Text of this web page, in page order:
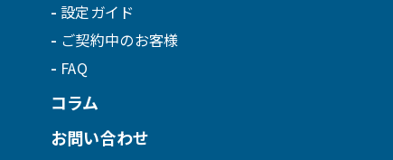
設定ガイド
ご契約中のお客様
FAQ
コラム
お問い合わせ